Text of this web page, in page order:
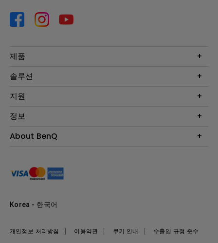
제품
프로젝터
조명
솔루션
Eye-Care 모니터
e스포츠
비즈니스 디스플레이
지원
문의
서비스센터
정보
프로젝터 거리계산기
About BenQ
사회적 책임
뉴스
개인정보 처리방침 이용약관 쿠키 안내 수출입 규정 준수
Korea - 한국어